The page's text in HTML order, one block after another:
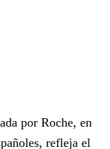
por Roche, en
refleja el